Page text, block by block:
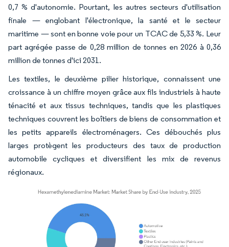
0,7 % d'autonomie. Pourtant, les autres secteurs d'utilisation
finale — englobant l'électronique, la santé et le secteur
maritime — sont en bonne voie pour un TCAC de 5,33 %. Leur
part agrégée passe de 0,28 million de tonnes en 2026 à 0,36
million de tonnes d'ici 2031.
Les textiles, le deuxième pilier historique, connaissent une
croissance à un chiffre moyen grâce aux fils industriels à haute
ténacité et aux tissus techniques, tandis que les plastiques
techniques couvrent les boîtiers de biens de consommation et
les petits appareils électroménagers. Ces débouchés plus
larges protègent les producteurs des taux de production
automobile cycliques et diversifient les mix de revenus
régionaux.